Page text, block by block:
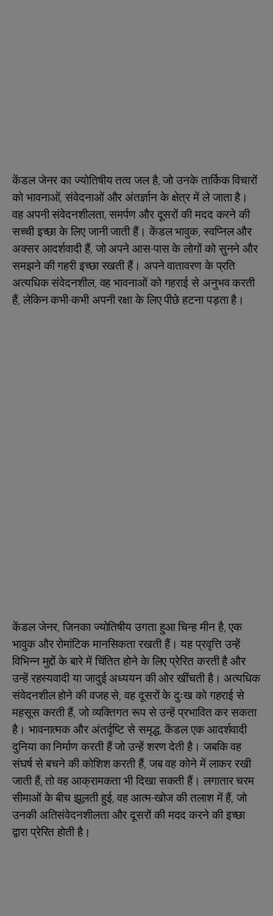
केंडल जेनर का ज्योतिषीय तत्व जल है, जो उनके तार्किक विचारों
को भावनाओं, संवेदनाओं और अंतर्ज्ञान के क्षेत्र में ले जाता है।
वह अपनी संवेदनशीलता, समर्पण और दूसरों की मदद करने की
सच्ची इच्छा के लिए जानी जाती हैं। केंडल भावुक, स्वप्निल और
अक्सर आदर्शवादी हैं, जो अपने आस-पास के लोगों को सुनने और
समझने की गहरी इच्छा रखती हैं। अपने वातावरण के प्रति
अत्यधिक संवेदनशील, वह भावनाओं को गहराई से अनुभव करती
हैं, लेकिन कभी-कभी अपनी रक्षा के लिए पीछे हटना पड़ता है।
केंडल जेनर, जिनका ज्योतिषीय उगता हुआ चिन्ह मीन है, एक
भावुक और रोमांटिक मानसिकता रखती हैं। यह प्रवृत्ति उन्हें
विभिन्न मुद्दों के बारे में चिंतित होने के लिए प्रेरित करती है और
उन्हें रहस्यवादी या जादुई अध्ययन की ओर खींचती है। अत्यधिक
संवेदनशील होने की वजह से, वह दूसरों के दुःख को गहराई से
महसूस करती हैं, जो व्यक्तिगत रूप से उन्हें प्रभावित कर सकता
है। भावनात्मक और अंतर्दृष्टि से समृद्ध, केंडल एक आदर्शवादी
दुनिया का निर्माण करती हैं जो उन्हें शरण देती है। जबकि वह
संघर्ष से बचने की कोशिश करती हैं, जब वह कोने में लाकर रखी
जाती हैं, तो वह आक्रामकता भी दिखा सकती हैं। लगातार चरम
सीमाओं के बीच झूलती हुई, वह आत्म-खोज की तलाश में हैं, जो
उनकी अतिसंवेदनशीलता और दूसरों की मदद करने की इच्छा
द्वारा प्रेरित होती है।